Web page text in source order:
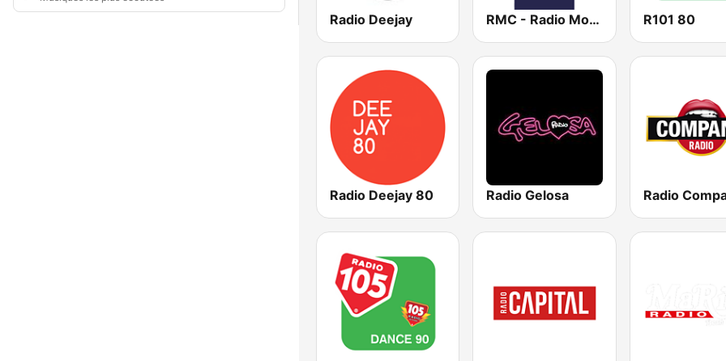
Radio Deejay RMC - Radio Monte Carlo R101 80
Radio Deejay 80 Radio Gelosa Radio